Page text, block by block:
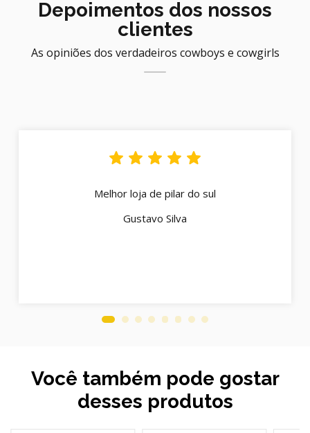
Depoimentos dos nossos
clientes
As opiniões dos verdadeiros cowboys e cowgirls
Melhor loja de pilar do sul
Gustavo Silva
Você também pode gostar
desses produtos